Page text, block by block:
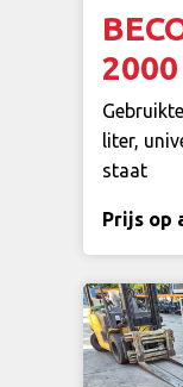
liter,
staat
Prijs op